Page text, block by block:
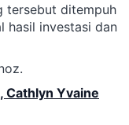
tersebut ditempuh
hasil investasi dan
Cathlyn Yvaine